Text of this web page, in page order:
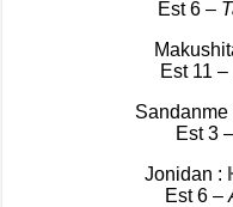
Est 6 –
Est 11 –
Est 3 –
Jonidan :
Est 6 –